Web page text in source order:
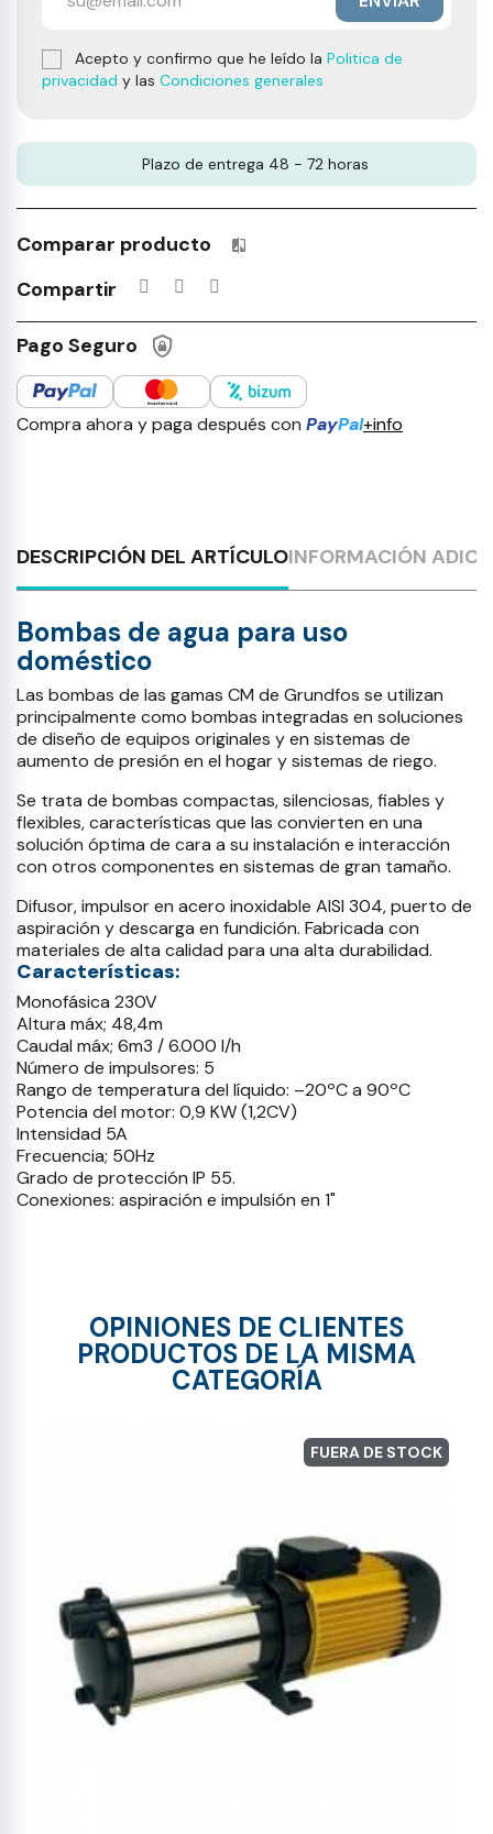
Acepto y confirmo que he leído la Politica de
privacidad y las Condiciones generales
Plazo de entrega 48 - 72 horas
Comparar producto Productos incluidos en tu lista
Compartir
Pago Seguro
Compra ahora y paga después con PayPal+info
DESCRIPCIÓN DEL ARTÍCULOINFORMACIÓN
Bombas de agua para uso
doméstico
Las bombas de las gamas CM de Grundfos se utilizan
principalmente como bombas integradas en soluciones
de diseño de equipos originales y en sistemas de
aumento de presión en el hogar y sistemas de riego.
Se trata de bombas compactas, silenciosas, fiables y
flexibles, características que las convierten en una
solución óptima de cara a su instalación e interacción
con otros componentes en sistemas de gran tamaño.
Difusor, impulsor en acero inoxidable AISI 304, puerto de
aspiración y descarga en fundición. Fabricada con
materiales de alta calidad para una alta durabilidad.
Características:
Monofásica 230V
Altura máx; 48,4m
Caudal máx; 6m3 / 6.000 l/h
Número de impulsores: 5
Rango de temperatura del líquido: –20ºC a 90ºC
Potencia del motor: 0,9 KW (1,2CV)
Intensidad 5A
Frecuencia; 50Hz
Grado de protección IP 55.
Conexiones: aspiración e impulsión en 1"
OPINIONES DE CLIENTES
PRODUCTOS DE LA MISMA
CATEGORÍA
FUERA DE STOCK